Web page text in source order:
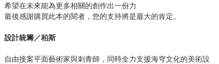
希望在未來能為更多相關的創作出一份力
最後感謝購買此本的閱者，您的支持將是最大的肯定。
設計統籌／柏斯
自由接案平面藝術家與刺青師，同時全力支援海穹文化的美術設